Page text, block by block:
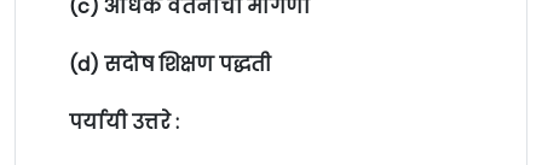
(c) अधिक वेतनाची मागणी
(d) सदोष शिक्षण पद्धती
पर्यायी उत्तरे :